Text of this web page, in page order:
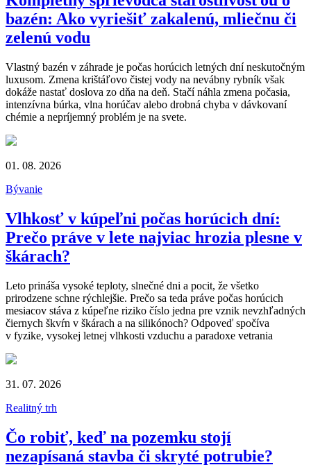
bazén: Ako vyriešiť zakalenú, mliečnu či
zelenú vodu
Vlastný bazén v záhrade je počas horúcich letných dní neskutočným
luxusom. Zmena krištáľovo čistej vody na nevábny rybník však
dokáže nastať doslova zo dňa na deň. Stačí náhla zmena počasia,
intenzívna búrka, vlna horúčav alebo drobná chyba v dávkovaní
chémie a nepríjemný problém je na svete.
01. 08. 2026
Bývanie
Vlhkosť v kúpeľni počas horúcich dní:
Prečo práve v lete najviac hrozia plesne v
škárach?
Leto prináša vysoké teploty, slnečné dni a pocit, že všetko
prirodzene schne rýchlejšie. Prečo sa teda práve počas horúcich
mesiacov stáva z kúpeľne riziko číslo jedna pre vznik nevzhľadných
čiernych škvŕn v škárach a na silikónoch? Odpoveď spočíva
v fyzike, vysokej letnej vlhkosti vzduchu a paradoxe vetrania
31. 07. 2026
Realitný trh
Čo robiť, keď na pozemku stojí
nezapísaná stavba či skryté potrubie?